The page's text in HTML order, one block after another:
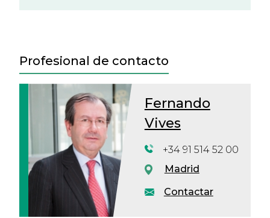
Profesional de contacto
Fernando
Vives
Contactar
+34 91 514 52 00
Madrid